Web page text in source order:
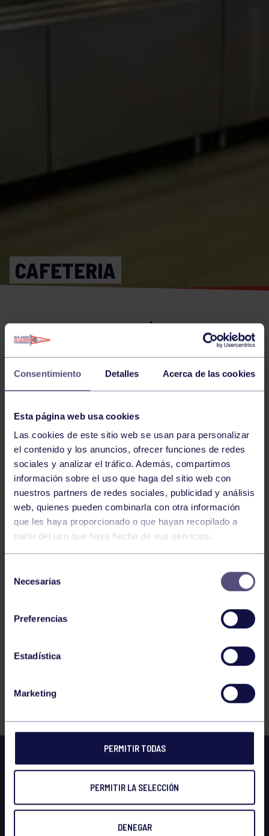
Consentimiento Detalles Acerca de las cookies
Esta página web usa cookies
Las cookies de este sitio web se usan para personalizar
el contenido y los anuncios, ofrecer funciones de redes
sociales y analizar el tráfico. Además, compartimos
información sobre el uso que haga del sitio web con
nuestros partners de redes sociales, publicidad y análisis
web, quienes pueden combinarla con otra información
que les haya proporcionado o que hayan recopilado a
partir del uso que haya hecho de sus servicios.
Necesarias
Preferencias
Estadística
Marketing
PERMITIR TODAS
PERMITIR LA SELECCIÓN
DENEGAR
CAFETERIA
MENU FIN DE SEMANA, DÍA 21 Y 22
Escalopines al cabrales